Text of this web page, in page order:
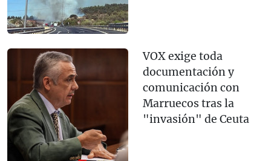
VOX exige toda
documentación y
comunicación con
Marruecos tras la
"invasión" de Ceuta